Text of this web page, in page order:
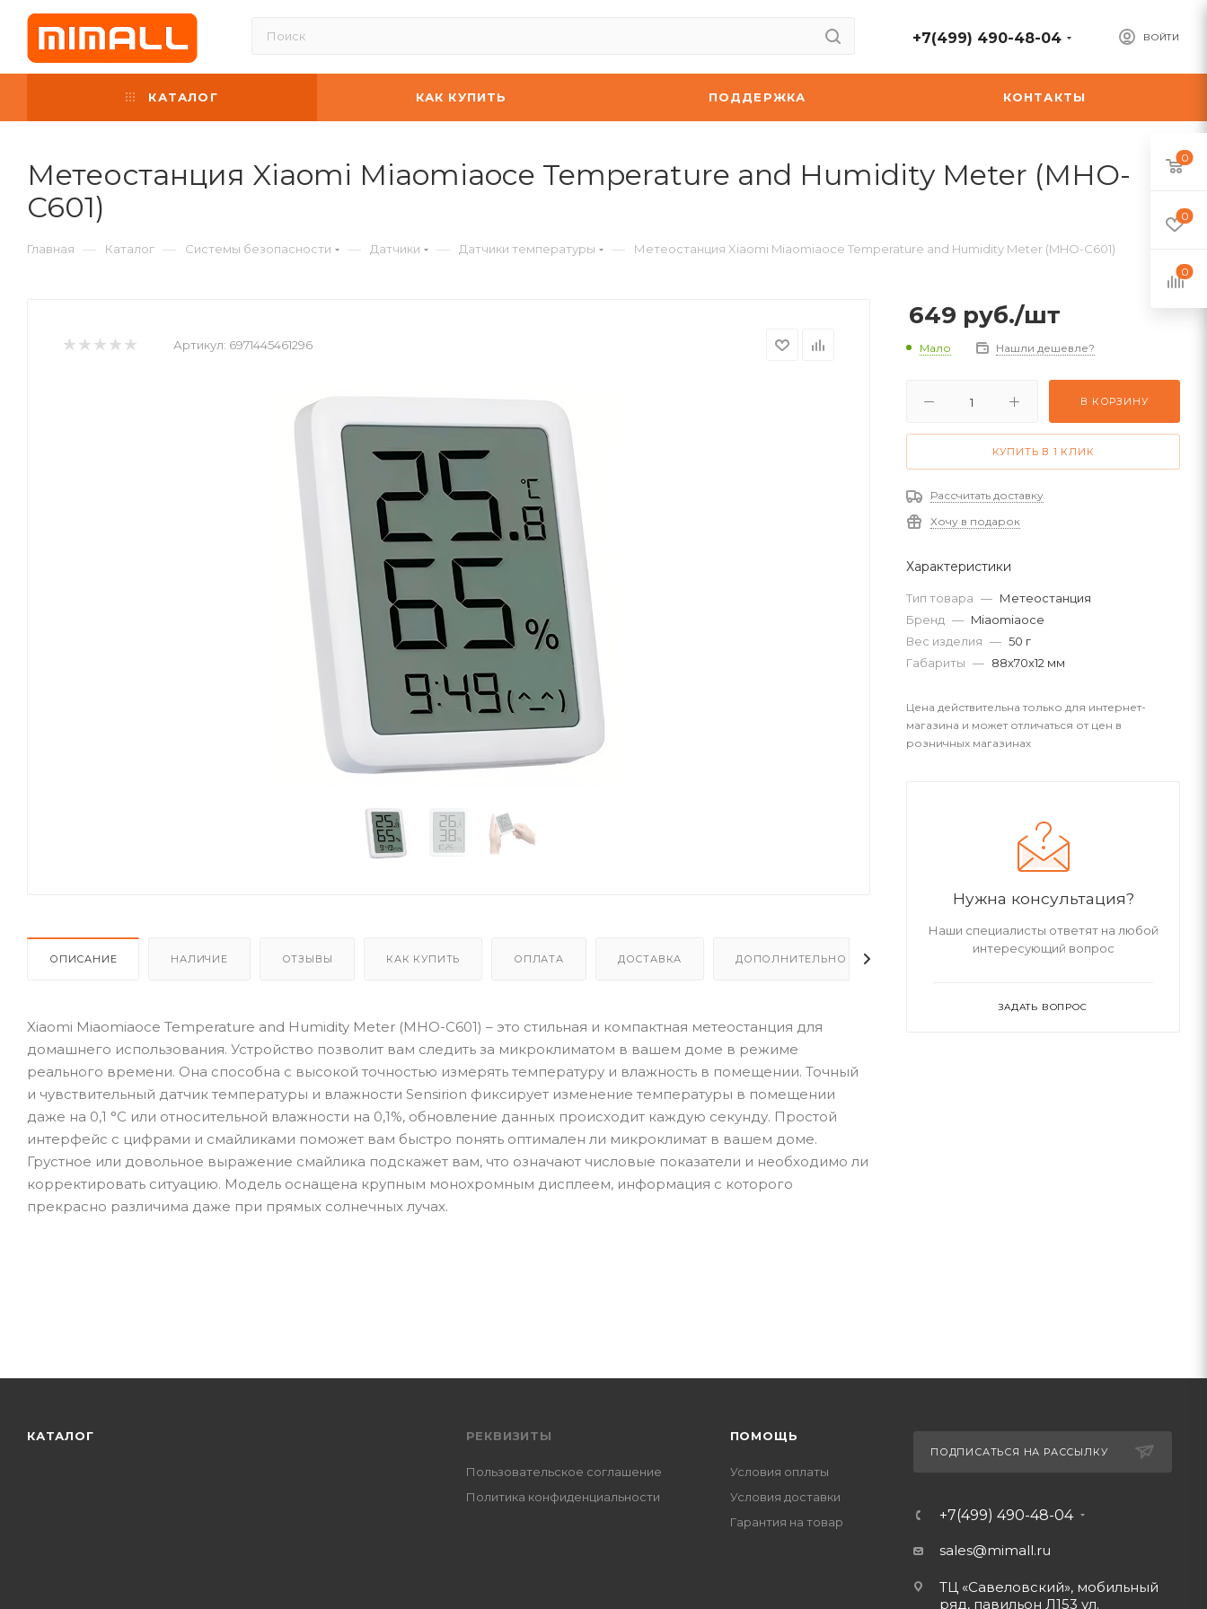
ВОЙТИ
+7(499) 490-48-04
КАТАЛОГ КАК КУПИТЬ ПОДДЕРЖКА КОНТАКТЫ
Метеостанция Xiaomi Miaomiaoce Temperature and Humidity Meter (MHO-
C601)
Главная — Каталог — Системы безопасности — Датчики — Датчики температуры — Метеостанция Xiaomi Miaomiaoce Temperature and Humidity Meter (MHO-C601)
Артикул: 6971445461296
ОПИСАНИЕ НАЛИЧИЕ ОТЗЫВЫ КАК КУПИТЬ ОПЛАТА ДОСТАВКА ДОПОЛНИТЕЛЬНО
Xiaomi Miaomiaoce Temperature and Humidity Meter (MHO-C601) – это стильная и компактная метеостанция для
домашнего использования. Устройство позволит вам следить за микроклиматом в вашем доме в режиме
реального времени. Она способна с высокой точностью измерять температуру и влажность в помещении. Точный
и чувствительный датчик температуры и влажности Sensirion фиксирует изменение температуры в помещении
даже на 0,1 °C или относительной влажности на 0,1%, обновление данных происходит каждую секунду. Простой
интерфейс с цифрами и смайликами поможет вам быстро понять оптимален ли микроклимат в вашем доме.
Грустное или довольное выражение смайлика подскажет вам, что означают числовые показатели и необходимо ли
корректировать ситуацию. Модель оснащена крупным монохромным дисплеем, информация с которого
прекрасно различима даже при прямых солнечных лучах.
649 руб./шт
Мало Нашли дешевле?
В КОРЗИНУ
КУПИТЬ В 1 КЛИК
Рассчитать доставку
Хочу в подарок
Характеристики
Тип товара — Метеостанция
Бренд — Miaomiaoce
Вес изделия — 50 г
Габариты — 88х70х12 мм
Цена действительна только для интернет-
магазина и может отличаться от цен в
розничных магазинах
Нужна консультация?
Наши специалисты ответят на любой
интересующий вопрос
ЗАДАТЬ ВОПРОС
КАТАЛОГ РЕКВИЗИТЫ
Пользовательское соглашение
Политика конфиденциальности
ПОМОЩЬ
Условия оплаты
Условия доставки
Гарантия на товар
ПОДПИСАТЬСЯ НА РАССЫЛКУ
+7(499) 490-48-04
sales@mimall.ru
ТЦ «Савеловский», мобильный
ряд, павильон Л153 ул.
0
0
0